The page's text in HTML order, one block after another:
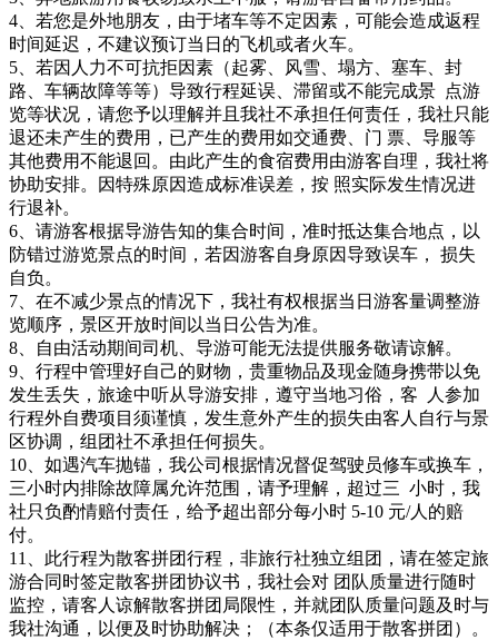
4、若您是外地朋友，由于堵车等不定因素，可能会造成返程
时间延迟，不建议预订当日的飞机或者火车。
5、若因人力不可抗拒因素（起雾、风雪、塌方、塞车、封
路、车辆故障等等）导致行程延误、滞留或不能完成景 点游
览等状况，请您予以理解并且我社不承担任何责任，我社只能
退还未产生的费用，已产生的费用如交通费、门 票、导服等
其他费用不能退回。由此产生的食宿费用由游客自理，我社将
协助安排。因特殊原因造成标准误差，按 照实际发生情况进
行退补。
6、请游客根据导游告知的集合时间，准时抵达集合地点，以
防错过游览景点的时间，若因游客自身原因导致误车， 损失
自负。
7、在不减少景点的情况下，我社有权根据当日游客量调整游
览顺序，景区开放时间以当日公告为准。
8、自由活动期间司机、导游可能无法提供服务敬请谅解。
9、行程中管理好自己的财物，贵重物品及现金随身携带以免
发生丢失，旅途中听从导游安排，遵守当地习俗，客 人参加
行程外自费项目须谨慎，发生意外产生的损失由客人自行与景
区协调，组团社不承担任何损失。
10、如遇汽车抛锚，我公司根据情况督促驾驶员修车或换车，
三小时内排除故障属允许范围，请予理解，超过三 小时，我
社只负酌情赔付责任，给予超出部分每小时 5-10 元/人的赔
付。
11、此行程为散客拼团行程，非旅行社独立组团，请在签定旅
游合同时签定散客拼团协议书，我社会对 团队质量进行随时
监控，请客人谅解散客拼团局限性，并就团队质量问题及时与
我社沟通，以便及时协助解决；（本条仅适用于散客拼团）。